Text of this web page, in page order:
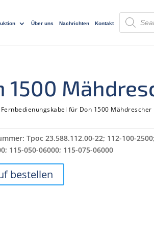
Über uns Nachrichten Kontakt
Products
search
1500
für Don 1500 Mähdrescher
Трос 23.588.112.00-22; 112-100-
115-050-06000; 115-075-06000
bestellen